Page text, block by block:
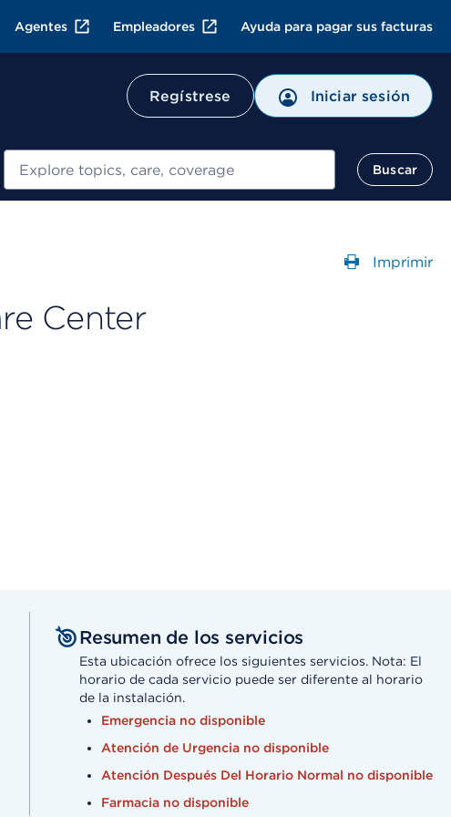
Agentes Empleadores Ayuda para pagar sus facturas
Regístrese Iniciar sesión
Buscar
Buscar
Imprimir
Center
Resumen de los servicios
Esta ubicación ofrece los siguientes servicios. Nota: El
horario de cada servicio puede ser diferente al horario
de la instalación.
Emergencia no disponible
Atención de Urgencia no disponible
Atención Después Del Horario Normal no disponible
Farmacia no disponible